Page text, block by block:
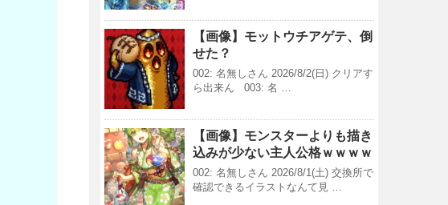
【画像】モットウチアゲテ、倒
せた？
002: 名無しさん 2026/8/2(日) クリアす
ら出来ん 003: 名 …
【画像】モンスターよりも描き
込みが少ない主人公格ｗｗｗｗ
002: 名無しさん 2026/8/1(土) 交換所で
確認できるイラストなんて見 …